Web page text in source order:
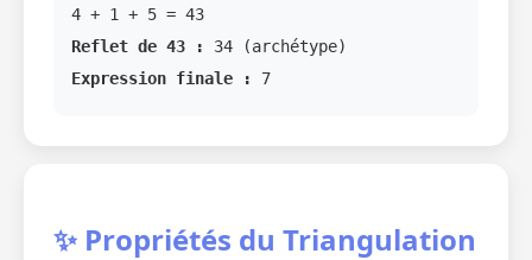
4 + 1 + 5 = 43
Reflet de 43 :
34 (archétype)
Expression finale :
7
✨ Propriétés du Triangulation